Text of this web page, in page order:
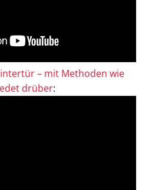
– mit Methoden wie
drüber: